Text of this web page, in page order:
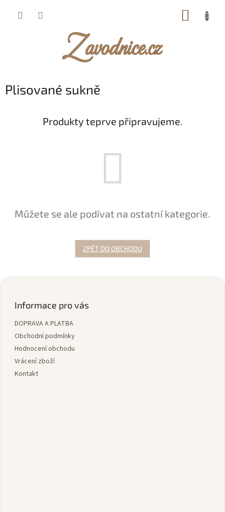
Plisované sukně
Produkty teprve připravujeme.
Můžete se ale podívat na ostatní kategorie.
ZPĚT DO OBCHODU
Z
Informace pro vás
DOPRAVA A PLATBA
Obchodní podmínky
Hodnocení obchodu
Vrácení zboží
Kontakt